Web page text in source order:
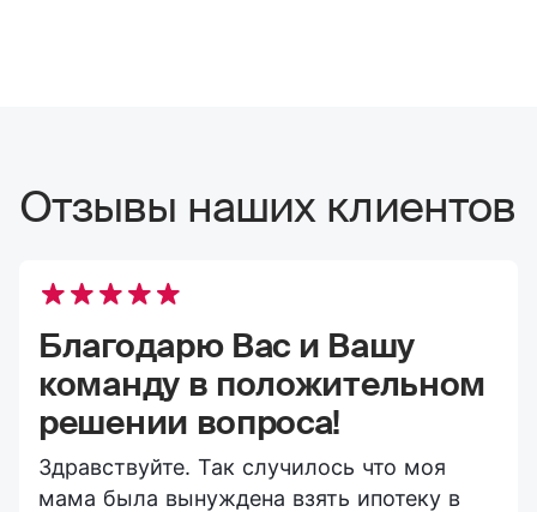
Отзывы наших клиентов
Благодарю Вас и Вашу
команду в положительном
решении вопроса!
Здравствуйте. Так случилось что моя
мама была вынуждена взять ипотеку в